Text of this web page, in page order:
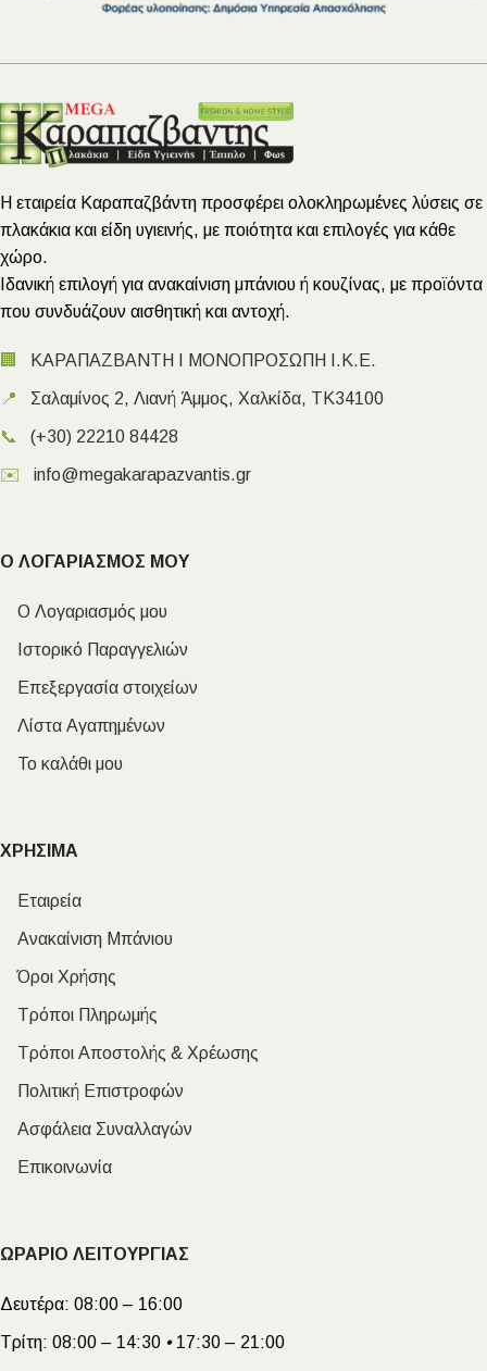
Η εταιρεία Καραπαζβάντη προσφέρει ολοκληρωμένες λύσεις σε
πλακάκια και είδη υγιεινής, με ποιότητα και επιλογές για κάθε
χώρο.
Ιδανική επιλογή για ανακαίνιση μπάνιου ή κουζίνας, με προϊόντα
που συνδυάζουν αισθητική και αντοχή.
🏢 ΚΑΡΑΠΑΖΒΑΝΤΗ Ι ΜΟΝΟΠΡΟΣΩΠΗ Ι.Κ.Ε.
📍 Σαλαμίνος 2, Λιανή Άμμος, Χαλκίδα, ΤΚ34100
📞 (+30) 22210 84428
✉️ info@megakarapazvantis.gr
Ο ΛΟΓΑΡΙΑΣΜΟΣ ΜΟΥ
Ο Λογαριασμός μου
Ιστορικό Παραγγελιών
Επεξεργασία στοιχείων
Λίστα Αγαπημένων
Το καλάθι μου
ΧΡΗΣΙΜΑ
Εταιρεία
Ανακαίνιση Μπάνιου
Όροι Χρήσης
Τρόποι Πληρωμής
Τρόποι Αποστολής & Χρέωσης
Πολιτική Επιστροφών
Ασφάλεια Συναλλαγών
Επικοινωνία
ΩΡΑΡΙΟ ΛΕΙΤΟΥΡΓΙΑΣ
Δευτέρα: 08:00 – 16:00
Τρίτη: 08:00 – 14:30 •17:30 – 21:00